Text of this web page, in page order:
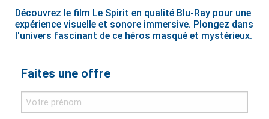
Découvrez le film Le Spirit en qualité Blu-Ray pour une
expérience visuelle et sonore immersive. Plongez dans
l'univers fascinant de ce héros masqué et mystérieux.
Faites une offre